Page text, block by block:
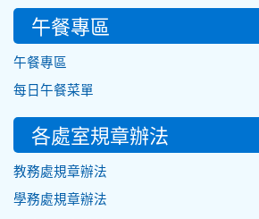
午餐專區
午餐專區
每日午餐菜單
各處室規章辦法
教務處規章辦法
學務處規章辦法